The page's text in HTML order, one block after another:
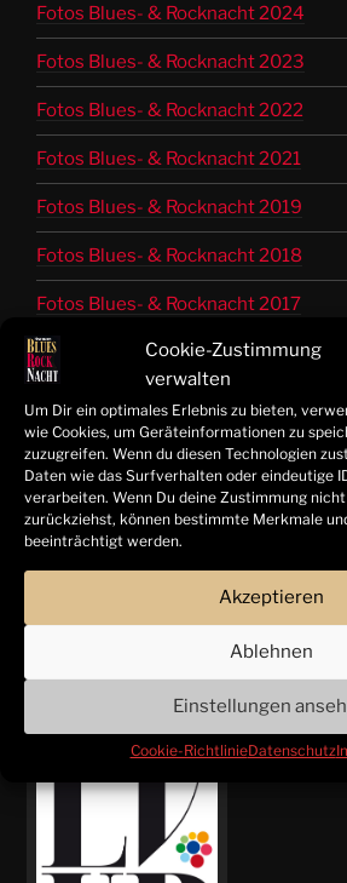
Cookie-Zustimmung
verwalten
Um Dir ein optimales Erlebnis zu bieten,
wie Cookies, um Geräteinformationen zu
zuzugreifen. Wenn du diesen Technologien
Daten wie das Surfverhalten oder eindeutige
verarbeiten. Wenn Du deine Zustimmung
zurückziehst, können bestimmte Merkmale
beeinträchtigt werden.
Akzeptieren
Ablehnen
Einstellungen
Cookie-RichtlinieDatenschutz
Fotos Blues- & Rocknacht 2024
Fotos Blues- & Rocknacht 2023
Fotos Blues- & Rocknacht 2022
Fotos Blues- & Rocknacht 2021
Fotos Blues- & Rocknacht 2019
Fotos Blues- & Rocknacht 2018
Fotos Blues- & Rocknacht 2017
Fotos Blues- & Rocknacht 2016
Fotos Blues- & Rocknacht 2015
Fotos Blues- & Rocknacht 2014
Bandinfos 2014 bis 2025
© Tom Freitag | Hamelner Blues- &
Alle Rechte vorbehalten